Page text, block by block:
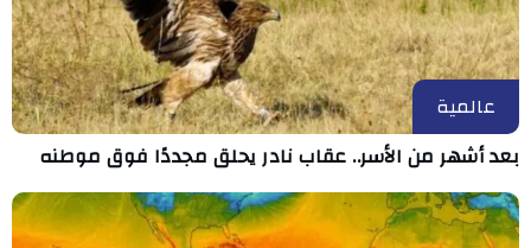
عالمية
بعد أشهر من الأسر.. عقاب نادر يحلق مجددًا فوق موطنه